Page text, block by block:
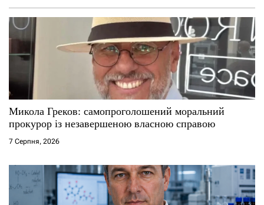
Микола Греков: самопроголошений моральний
прокурор із незавершеною власною справою
7 Серпня, 2026